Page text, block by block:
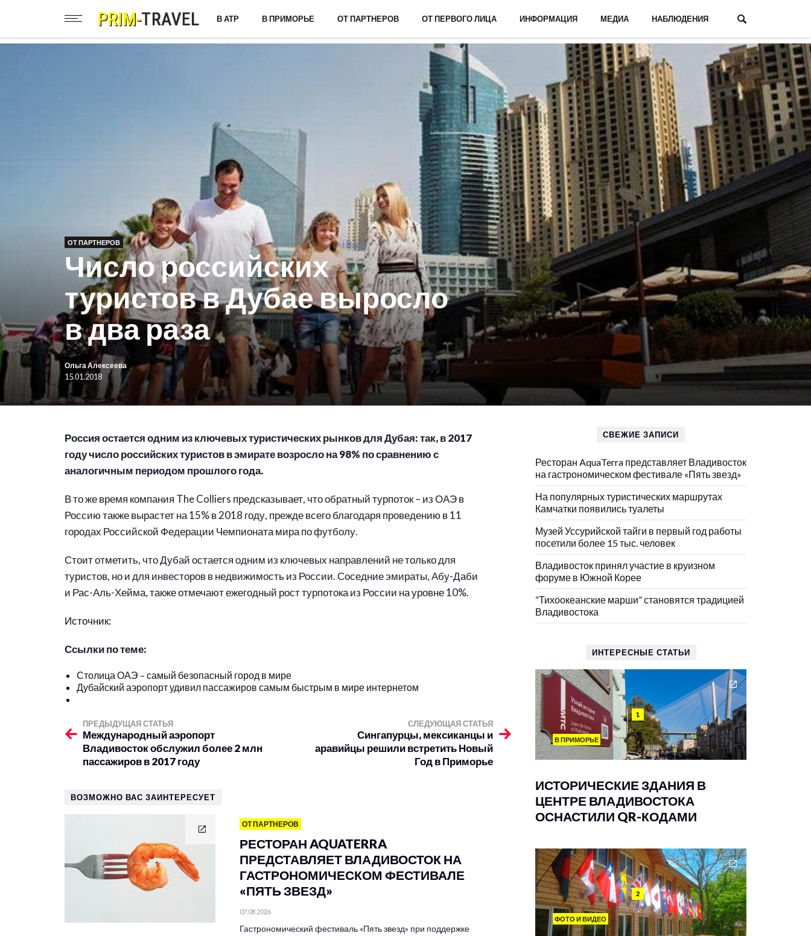
В АТР В ПРИМОРЬЕ ОТ ПАРТНЕРОВ ОТ ПЕРВОГО ЛИЦА ИНФОРМАЦИЯ МЕДИА НАБЛЮДЕНИЯ
ОТ ПАРТНЕРОВ
Число российских
туристов в Дубае выросло
в два раза
Ольга Алексеева
15.01.2018
Россия остается одним из ключевых туристических рынков для Дубая: так, в 2017
году число российских туристов в эмирате возросло на 98% по сравнению с
аналогичным периодом прошлого года.
В то же время компания The Colliers предсказывает, что обратный турпоток – из ОАЭ в
Россию также вырастет на 15% в 2018 году, прежде всего благодаря проведению в 11
городах Российской Федерации Чемпионата мира по футболу.
Стоит отметить, что Дубай остается одним из ключевых направлений не только для
туристов, но и для инвесторов в недвижимость из России. Соседние эмираты, Абу-Даби
и Рас-Аль-Хейма, также отмечают ежегодный рост турпотока из России на уровне 10%.
Источник:
Ссылки по теме:
Столица ОАЭ – самый безопасный город в мире
Дубайский аэропорт удивил пассажиров самым быстрым в мире интернетом
ПРЕДЫДУЩАЯ СТАТЬЯ
Международный аэропорт
Владивосток обслужил более 2 млн
пассажиров в 2017 году
СЛЕДУЮЩАЯ СТАТЬЯ
Сингапурцы, мексиканцы и
аравийцы решили встретить Новый
Год в Приморье
ВОЗМОЖНО ВАС ЗАИНТЕРЕСУЕТ
ОТ ПАРТНЕРОВ
РЕСТОРАН AQUATERRA
ПРЕДСТАВЛЯЕТ ВЛАДИВОСТОК НА
ГАСТРОНОМИЧЕСКОМ ФЕСТИВАЛЕ
«ПЯТЬ ЗВЕЗД»
07.08.2026
Гастрономический фестиваль «Пять звезд» при поддержке
СВЕЖИЕ ЗАПИСИ
Ресторан AquaTerra представляет Владивосток
на гастрономическом фестивале «Пять звезд»
На популярных туристических маршрутах
Камчатки появились туалеты
Музей Уссурийской тайги в первый год работы
посетили более 15 тыс. человек
Владивосток принял участие в круизном
форуме в Южной Корее
“Тихоокеанские марши” становятся традицией
Владивостока
ИНТЕРЕСНЫЕ СТАТЬИ
1
В ПРИМОРЬЕ
ИСТОРИЧЕСКИЕ ЗДАНИЯ В
ЦЕНТРЕ ВЛАДИВОСТОКА
ОСНАСТИЛИ QR-КОДАМИ
2
ФОТО И ВИДЕО